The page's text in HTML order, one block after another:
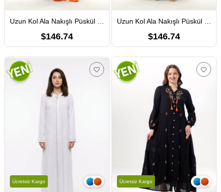
Uzun Kol Ala Nakışlı Püskül Bağcıklı Hakim Yaka Yazlık Şile Bezi Uzun Elbise Mor Mor
$146.74
Uzun Kol Ala Nakışlı Püskül Bağcıklı Hakim Yaka Yazlık Şile Bezi Uzun Elbise Petrol Ptrl
$146.74
Ücretsiz Kargo Ücretsiz Kargo